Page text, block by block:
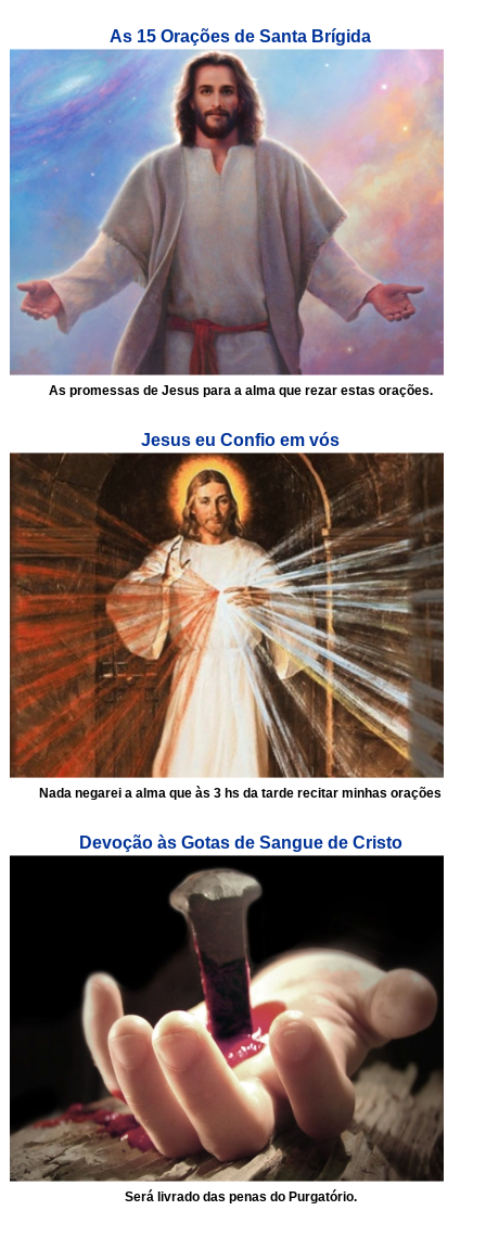
As 15 Orações de Santa Brígida
As promessas de Jesus para a alma que rezar estas orações.
Jesus eu Confio em vós
Nada negarei a alma que às 3 hs da tarde recitar minhas orações
Devoção às Gotas de Sangue de Cristo
Será livrado das penas do Purgatório.